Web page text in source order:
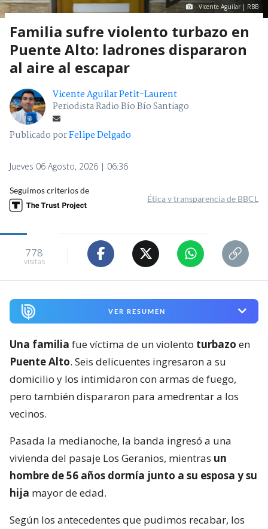
Vicente Aguilar | RBB
Familia sufre violento turbazo en
Puente Alto: ladrones dispararon
al aire al escapar
Vicente Aguilar Petit-Laurent
Periodista Radio Bío Bío Santiago
Publicado porFelipe Delgado
Jueves 06 Agosto, 2026 | 06:36
Seguimos criterios de
Ética y transparencia de BBCL
778
visitas
VER RESUMEN
Una familia fue víctima de un violento turbazo en
Puente Alto. Seis delicuentes ingresaron a su
domicilio y los intimidaron con armas de fuego,
pero también dispararon para amedrentar a los
vecinos.
Pasada la medianoche, la banda ingresó a una
vivienda del pasaje Los Geranios, mientras un
hombre de 56 años dormía junto a su esposa y su
hija mayor de edad.
Según los antecedentes que pudimos recabar, los